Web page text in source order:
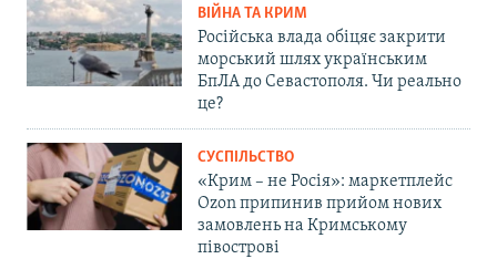
ВІЙНА ТА КРИМ
Російська влада обіцяє закрити
морський шлях українським
БпЛА до Севастополя. Чи реально
це?
СУСПІЛЬСТВО
«Крим – не Росія»: маркетплейс
Ozon припинив прийом нових
замовлень на Кримському
півострові